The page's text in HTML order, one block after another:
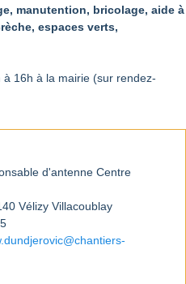
manutention, bricolage, aide à
espaces verts,
16h à la mairie (sur rendez-
d'antenne Centre
Vélizy Villacoublay